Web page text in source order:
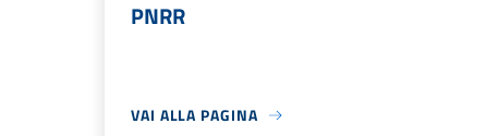
PNRR
VAI ALLA PAGINA